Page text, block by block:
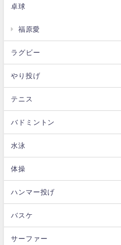
卓球
福原愛
ラグビー
やり投げ
テニス
バドミントン
水泳
体操
ハンマー投げ
バスケ
サーファー